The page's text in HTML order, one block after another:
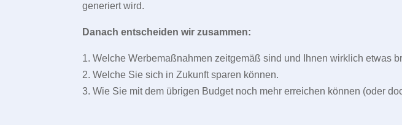
generiert wird.
Danach entscheiden wir zusammen:
1. Welche Werbemaßnahmen zeitgemäß sind und Ihnen wirklich etwas
2. Welche Sie sich in Zukunft sparen können.
3. Wie Sie mit dem übrigen Budget noch mehr erreichen können (oder